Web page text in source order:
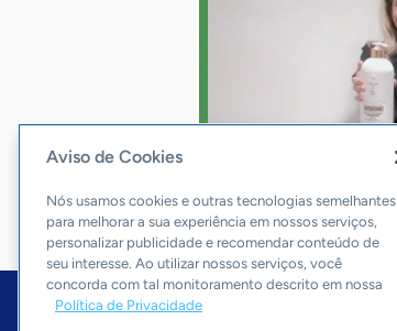
Aviso de Cookies
Nós usamos cookies e outras tecnologias semelhantes
para melhorar a sua experiência em nossos serviços,
personalizar publicidade e recomendar conteúdo de
seu interesse. Ao utilizar nossos serviços, você
concorda com tal monitoramento descrito em nossa
Política de Privacidade